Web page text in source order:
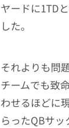
ヤードに1TD
した。
それよりも問
チームでも致
わせるほどに
らったQBサ